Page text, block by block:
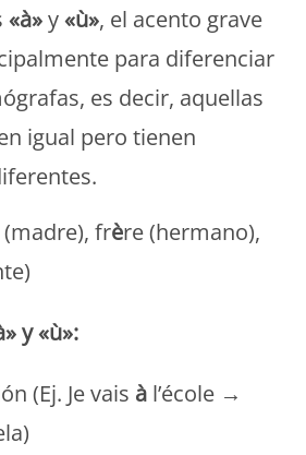
«à»y«ù», el acento grave
para diferenciar
es decir, aquellas
igual pero tienen
(madre), frère (hermano),
y «ù»:
(Ej. Je vais à l’école →